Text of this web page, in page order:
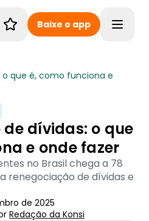
Baixe o app
que é, como funciona e
dívidas: o que
e onde fazer
no Brasil chega a 78
renegociação de dívidas e
de 2025
Redação da Konsi